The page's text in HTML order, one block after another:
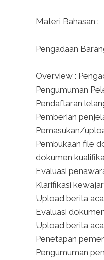
Materi Bahasan :
Pengadaan
Overview :
Pengumuman
Pendaftaran
Pemberian
Pemasukan/
Pembukaan file
dokumen
Evaluasi
Klarifikasi
Upload berita
Evaluasi
Upload berita
Penetapan
Pengumuman